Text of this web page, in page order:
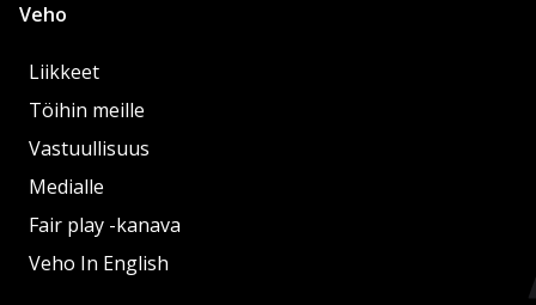
Veho
Liikkeet
Töihin meille
Vastuullisuus
Medialle
Fair play -kanava
Veho In English